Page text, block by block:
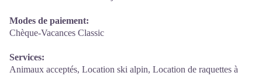
Modes de paiement:
Chèque-Vacances Classic
Services:
Animaux acceptés, Location ski alpin, Location de raquettes à